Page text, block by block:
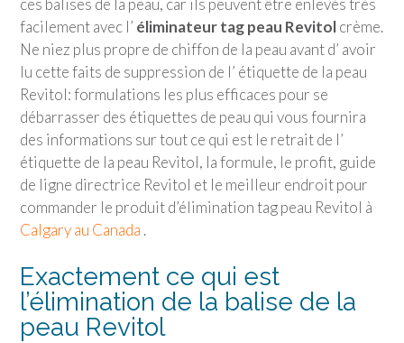
ces balises de la peau, car ils peuvent être enlevés très
facilement avec l’ éliminateur tag peau Revitolcrème.
Ne niez plus propre de chiffon de la peau avant d’ avoir
lu cette faits de suppression de l’ étiquette de la peau
Revitol: formulations les plus efficaces pour se
débarrasser des étiquettes de peau qui vous fournira
des informations sur tout ce qui est le retrait de l’
étiquette de la peau Revitol, la formule, le profit, guide
de ligne directrice Revitol et le meilleur endroit pour
commander le produit d’élimination tag peau Revitol à
Calgary au Canada .
Exactement ce qui est
l’élimination de la balise de la
peau Revitol